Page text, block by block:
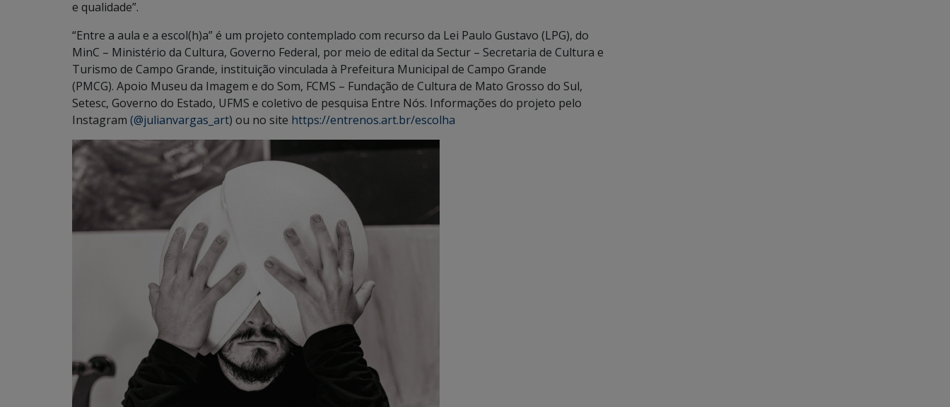
e qualidade”.
“Entre a aula e a escol(h)a” é um projeto contemplado com recurso da Lei Paulo Gustavo (LPG), do
MinC – Ministério da Cultura, Governo Federal, por meio de edital da Sectur – Secretaria de Cultura e
Turismo de Campo Grande, instituição vinculada à Prefeitura Municipal de Campo Grande
(PMCG). Apoio Museu da Imagem e do Som, FCMS – Fundação de Cultura de Mato Grosso do Sul,
Setesc, Governo do Estado, UFMS e coletivo de pesquisa Entre Nós. Informações do projeto pelo
Instagram (@julianvargas_art) ou no site https://entrenos.art.br/escolha